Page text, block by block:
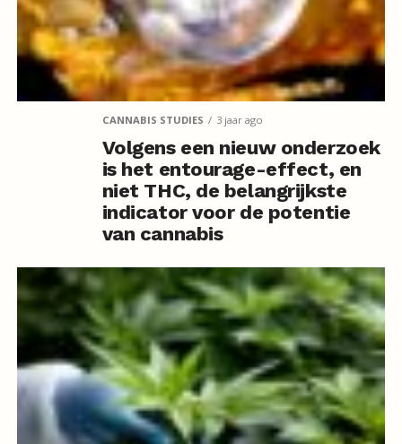
CANNABIS STUDIES 3 jaar ago
Volgens een nieuw onderzoek
is het entourage-effect, en
niet THC, de belangrijkste
indicator voor de potentie
van cannabis